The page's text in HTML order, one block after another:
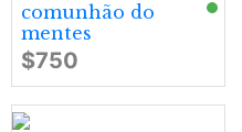
comunhão do
mentes
$750